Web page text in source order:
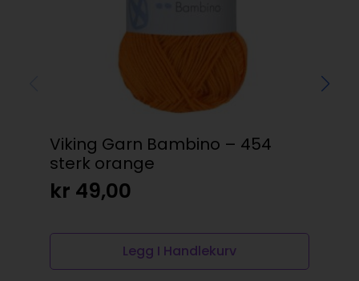
Viking Garn Bambino – 454
sterk orange
kr 49,00
Legg I Handlekurv